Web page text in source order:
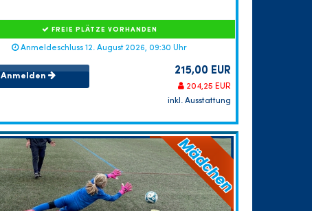
FREIE PLÄTZE VORHANDEN
Anmeldeschluss 12. August 2026, 09:30 Uhr
Anmelden 215,00 EUR
204,25 EUR
inkl. Ausstattung